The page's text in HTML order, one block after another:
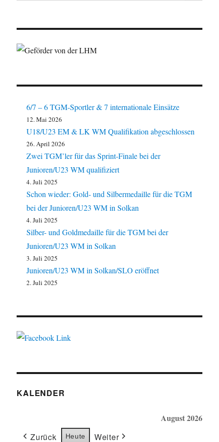
6/7 – 6 TGM-Sportler & 7 internationale Einsätze
12. Mai 2026
U18/U23 EM & LK WM Qualifikation abgeschlossen
26. April 2026
Zwei TGM’ler für das Sprint-Finale bei der
Junioren/U23 WM qualifiziert
4. Juli 2025
Schon wieder: Gold- und Silbermedaille für die TGM
bei der Junioren/U23 WM in Solkan
4. Juli 2025
Silber- und Goldmedaille für die TGM bei der
Junioren/U23 WM in Solkan
3. Juli 2025
Junioren/U23 WM in Solkan/SLO eröffnet
2. Juli 2025
KALENDER
August 2026
Zurück
Heute
Weiter